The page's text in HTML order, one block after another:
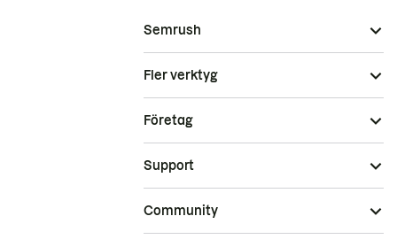
Semrush
Fler verktyg
Företag
Support
Community